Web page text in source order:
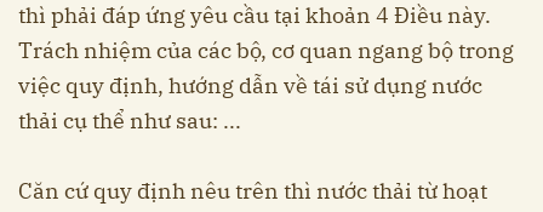
thì phải đáp ứng yêu cầu tại khoản 4 Điều này.
Trách nhiệm của các bộ, cơ quan ngang bộ trong
việc quy định, hướng dẫn về tái sử dụng nước
thải cụ thể như sau: ...
Căn cứ quy định nêu trên thì nước thải từ hoạt